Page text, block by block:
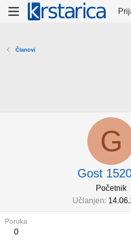
Članovi
G
Gost
Početnik
Učlanjen
Poruka
0